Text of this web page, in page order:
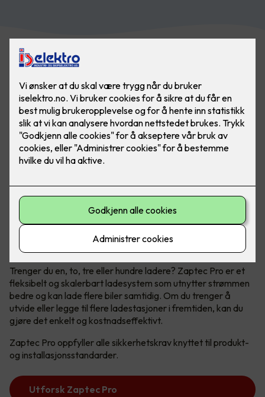
Når du trenger flere ladestasjoner
Zaptec Pro
Trenger du en, to, tre eller hundre ladere? Zaptec Pro er et
fleksibelt og skalerbart ladesystem som utnytter strømmen
bedre og kan lade flere biler samtidig. Om du trenger å
utvide eller legge til flere ladestasjoner i fremtiden, kan du
gjøre det enkelt og kostnadseffektivt.
Zaptec Pro oppfyller alle sikkerhetskrav knyttet til produkt-
og installasjonsstandarder.
Utforsk Zaptec Pro